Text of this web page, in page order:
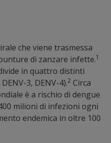
che viene trasmessa
di zanzare infette.1
in quattro distinti
3, DENV-4).2 Circa
è a rischio di dengue
milioni di infezioni ogni
endemica in oltre 100